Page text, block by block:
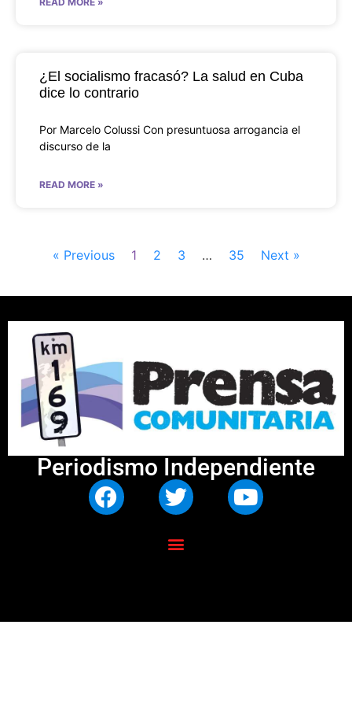
¿El socialismo fracasó? La salud en Cuba
dice lo contrario
Por Marcelo Colussi Con presuntuosa arrogancia el
discurso de la
READ MORE »
« Previous 1 2 3 … 35 Next »
Periodismo Independiente